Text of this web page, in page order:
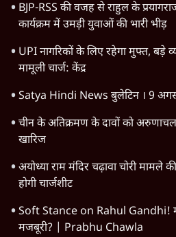
BJP-RSS की वजह से राहुल के
कार्यक्रम में उमड़ी युवाओं की भारी भीड़
UPI नागरिकों के लिए रहेगा मुफ्त, बड़े
मामूली चार्ज: केंद्र
Satya Hindi News बुलेटिन । 9
चीन के अतिक्रमण के दावों को
खारिज
अयोध्या राम मंदिर चढ़ावा चोरी
होगी चार्जशीट
Soft Stance on Rahul Gandhi!
मजबूरी? | Prabhu Chawla